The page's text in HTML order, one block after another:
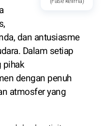
dan antusiasme
Dalam setiap
pihak
dengan penuh
atmosfer yang